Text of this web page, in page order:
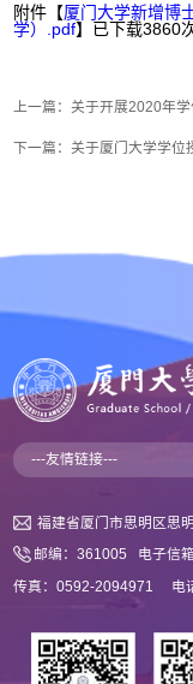
附件【厦门大学新增博
学）.pdf】已下载3860
上一篇：关于开展2020年
下一篇：关于厦门大学学位
---友情链接---
福建省厦门市思明区思
邮编：361005 电子信
传真：0592-2094971 电